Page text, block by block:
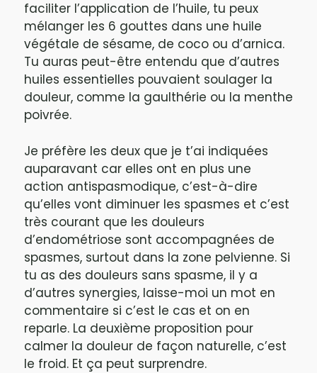
faciliter l’application de l’huile, tu peux
mélanger les 6 gouttes dans une huile
végétale de sésame, de coco ou d’arnica.
Tu auras peut-être entendu que d’autres
huiles essentielles pouvaient soulager la
douleur, comme la gaulthérie ou la menthe
poivrée.
Je préfère les deux que je t’ai indiquées
auparavant car elles ont en plus une
action antispasmodique, c’est-à-dire
qu’elles vont diminuer les spasmes et c’est
très courant que les douleurs
d’endométriose sont accompagnées de
spasmes, surtout dans la zone pelvienne. Si
tu as des douleurs sans spasme, il y a
d’autres synergies, laisse-moi un mot en
commentaire si c’est le cas et on en
reparle. La deuxième proposition pour
calmer la douleur de façon naturelle, c’est
le froid. Et ça peut surprendre.